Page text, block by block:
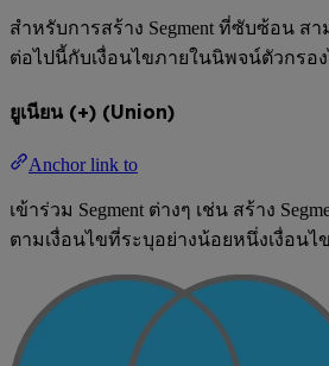
สำหรับการสร้าง Segment ที่ซับซ้อน ส
ต่อไปนี้กับเงื่อนไขภายในนิพจน์ตัวกรอง
ยูเนียน (+) (Union)
Anchor link to
เข้าร่วม Segment ต่างๆ เช่น สร้าง
ตามเงื่อนไขที่ระบุอย่างน้อยหนึ่งเงื่อนไข